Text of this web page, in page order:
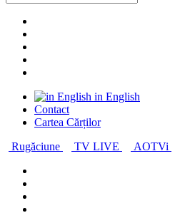
in English
Contact
Cartea Cărților
Rugăciune
TV LIVE AOTVi